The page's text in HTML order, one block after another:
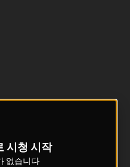
시청 시작
없습니다